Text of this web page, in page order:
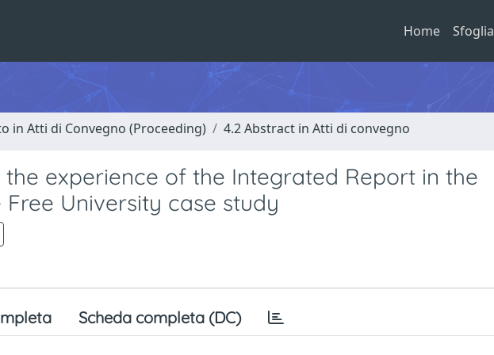
Home Sfoglia
in Atti di Convegno (Proceeding) 4.2 Abstract in Atti di convegno
experience of the Integrated Report in the
University case study
Scheda completa (DC)